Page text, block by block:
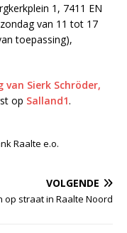
1, 7411 EN
van 11 tot 17
toepassing),
Sierk Schröder,
op Salland1.
Raalte e.o.
VOLGENDE
op straat in Raalte Noord